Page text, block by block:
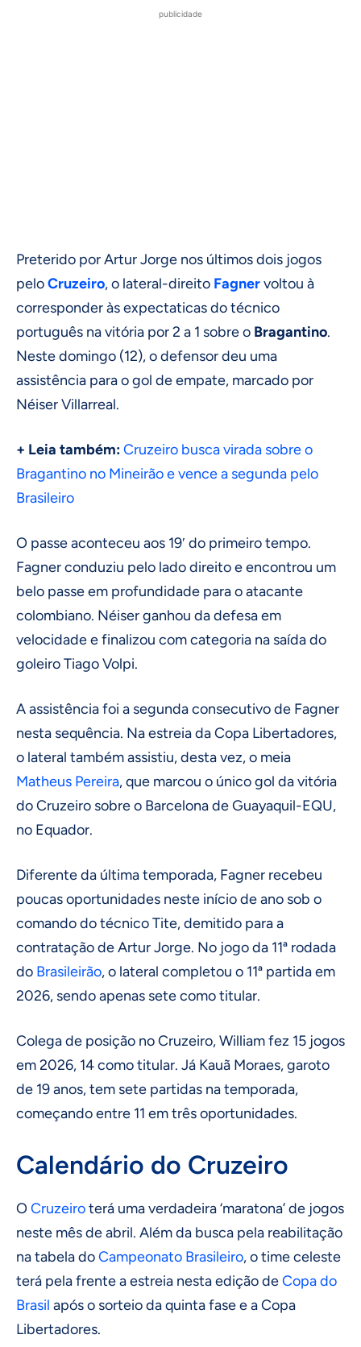
publicidade
Preterido por Artur Jorge nos últimos dois jogos
peloCruzeiro, o lateral-direito Fagnervoltou à
corresponder às expectaticas do técnico
português na vitória por 2 a 1 sobre o Bragantino.
Neste domingo (12), o defensor deu uma
assistência para o gol de empate, marcado por
Néiser Villarreal.
+ Leia também:Cruzeiro busca virada sobre o
Bragantino no Mineirão e vence a segunda pelo
Brasileiro
O passe aconteceu aos 19′ do primeiro tempo.
Fagner conduziu pelo lado direito e encontrou um
belo passe em profundidade para o atacante
colombiano. Néiser ganhou da defesa em
velocidade e finalizou com categoria na saída do
goleiro Tiago Volpi.
A assistência foi a segunda consecutivo de Fagner
nesta sequência. Na estreia da Copa Libertadores,
o lateral também assistiu, desta vez, o meia
Matheus Pereira, que marcou o único gol da vitória
do Cruzeiro sobre o Barcelona de Guayaquil-EQU,
no Equador.
Diferente da última temporada, Fagner recebeu
poucas oportunidades neste início de ano sob o
comando do técnico Tite, demitido para a
contratação de Artur Jorge. No jogo da 11ª rodada
do Brasileirão, o lateral completou o 11ª partida em
2026, sendo apenas sete como titular.
Colega de posição no Cruzeiro, William fez 15 jogos
em 2026, 14 como titular. Já Kauã Moraes, garoto
de 19 anos, tem sete partidas na temporada,
começando entre 11 em três oportunidades.
Calendário do Cruzeiro
OCruzeiroterá uma verdadeira ‘maratona’ de jogos
neste mês de abril. Além da busca pela reabilitação
na tabela doCampeonato Brasileiro, o time celeste
terá pela frente a estreia nesta edição deCopa do
Brasil após o sorteio da quinta fase e a Copa
Libertadores.